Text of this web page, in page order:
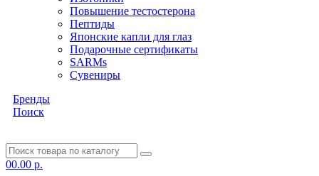
Повышение тестостерона
Пептиды
Японские капли для глаз
Подарочные сертификаты
SARMs
Сувениры
Бренды
Поиск
00.00 р.